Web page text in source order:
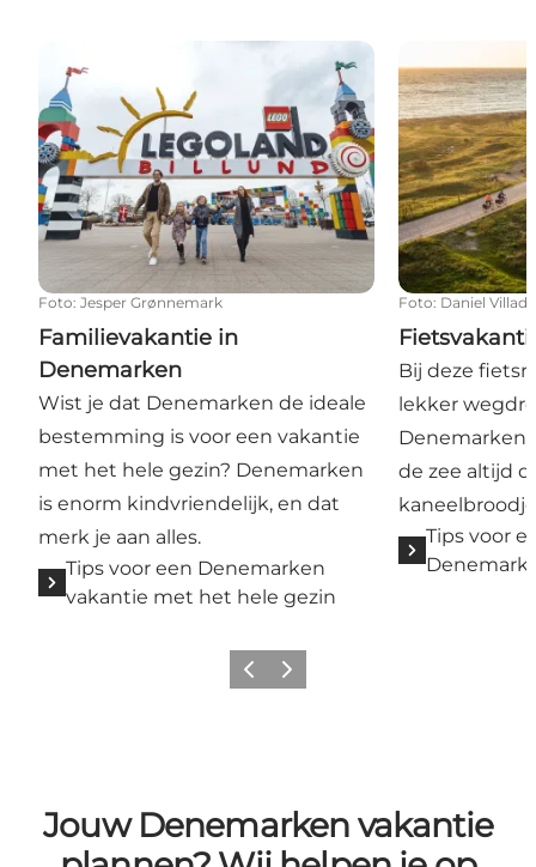
Foto: Jesper Grønnemark
Familievakantie in
Denemarken
Wist je dat Denemarken de ideale
bestemming is voor een vakantie
met het hele gezin? Denemarken
is enorm kindvriendelijk, en dat
merk je aan alles.
Tips voor een Denemarken
vakantie met het hele gezin
Foto: Daniel
Bij deze
lekker
Denemarken
de zee altijd
Tips voor
Vorige Volgende
Jouw Denemarken vakantie